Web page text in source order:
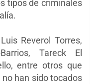
tipos de criminales
Reverol Torres,
Tareck El
entre otros que
han sido tocados